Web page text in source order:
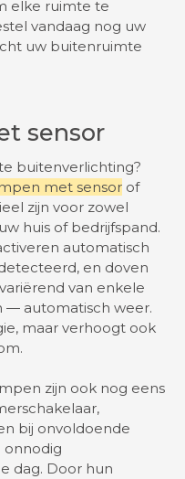
elke ruimte te
vandaag nog uw
uw buitenruimte
sensor
buitenverlichting?
met sensor of
zijn voor zowel
huis of bedrijfspand.
automatisch
en doven
van enkele
— automatisch weer.
maar verhoogt ook
zijn ook nog eens
bij onvoldoende
onnodig
dag. Door hun